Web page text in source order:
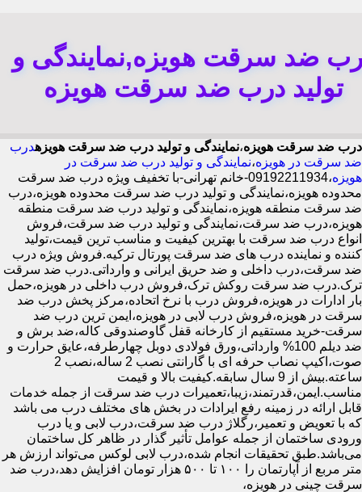
ضد سرقت هویزه,نمایندگی و
تولید درب ضد سرقت هویزه
درب ضد سرقت هویزه،نمایندگی و تولید درب ضد سرقت هویزهدرب
ضد سرقت در هویزه،نمایندگی و تولید درب ضد سرقت در
هویزه
،09192211934-خانم تهرانی-با تخفیف ویژه درب ضد سرقت
محدوده هویزه،نمایندگی و تولید درب ضد سرقت محدوده هویزه،درب
ضد سرقت منطقه هویزه،نمایندگی و تولید درب ضد سرقت منطقه
هویزه،درب ضد سرقت،نمایندگی و تولید درب ضد سرقت،فروش
انواع درب ضد سرقت با بهترین کیفیت و مناسب ترین قیمت،تولید
کننده و نماینده درب های ضد سرقت پورتال ترکیه.فروش ویژه درب
ضد سرقت،درب داخلی و ضد حریق ایرانی و وارداتی.درب ضد سرقت
ترک.درب ضد سرقت روکش ترک،فروش درب داخلی در هویزه،حمل
بار ادارات در هویزه،فروش درب با نرخ اتحاده،مرکز پخش درب ضد
سرقت در هویزه،فروش درب لابی در هویزه،ایمن ترین درب ضد
سرقت-خرید مستقیم از کارخانه قفل گاوصندوقی کاله،ضد برش و
ضد دیلم 100% وارداتی،ورق فولادی دوبل چهارطرفه،عایق حرارت و
صوت،اکیپ نصاب حرفه ای با گارانتی نصب 2 ساله،نصب 2
ساعته.بیش از 9 سال سابقه.کیفیت بالا و قیمت
مناسب.ایمن،قدرتمند،زیبا،تعمیرات درب ضد سرقت از جمله خدمات
قابل ارائه در زمینه رفع ایرادات در بخش های مختلف درب می باشد
که با تعویض و تعمیر،رگلاژ درب ضد سرقت،درب لابی و یا درب
ورودی ساختمان از جمله عوامل تأثیر گذار در ظاهر کل ساختمان
می‌باشد.طبق تحقیقات انجام شده،درب لابی لوکس می‌تواند ارزش هر
متر مربع از آپارتمان را ۱۰۰ تا ۵۰۰ هزار تومان افزایش دهد،درب ضد
سرقت چینی در هویزه،